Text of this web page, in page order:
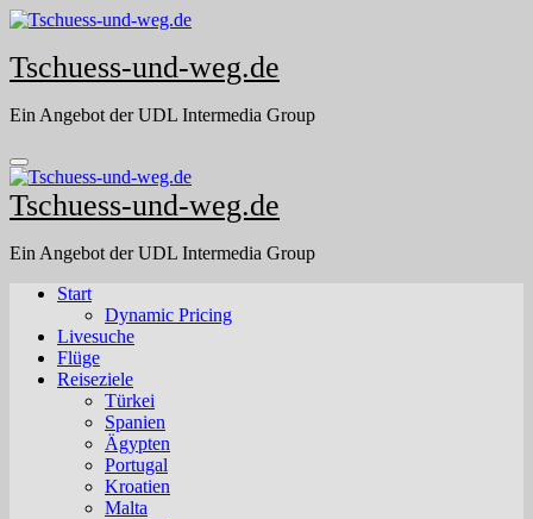
Skip
content
Tschuess-und-weg.de
Ein Angebot der UDL Intermedia Group
Tschuess-und-weg.de
Ein Angebot der UDL Intermedia Group
Start
Dynamic Pricing
Livesuche
Flüge
Reiseziele
Türkei
Spanien
Ägypten
Portugal
Kroatien
Malta